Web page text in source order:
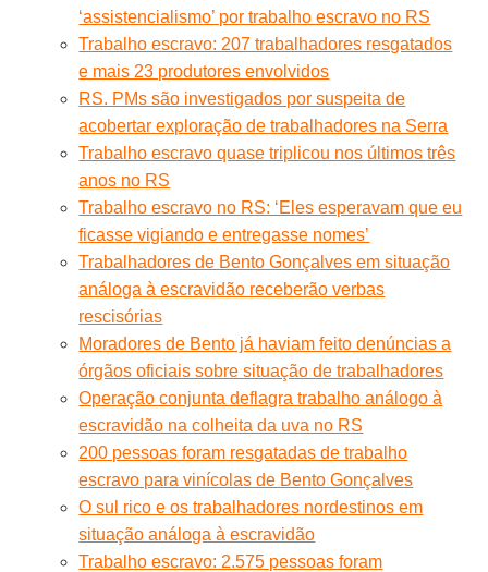
‘assistencialismo’ por trabalho escravo no RS
Trabalho escravo: 207 trabalhadores resgatados
e mais 23 produtores envolvidos
RS. PMs são investigados por suspeita de
acobertar exploração de trabalhadores na Serra
Trabalho escravo quase triplicou nos últimos três
anos no RS
Trabalho escravo no RS: ‘Eles esperavam que eu
ficasse vigiando e entregasse nomes’
Trabalhadores de Bento Gonçalves em situação
análoga à escravidão receberão verbas
rescisórias
Moradores de Bento já haviam feito denúncias a
órgãos oficiais sobre situação de trabalhadores
Operação conjunta deflagra trabalho análogo à
escravidão na colheita da uva no RS
200 pessoas foram resgatadas de trabalho
escravo para vinícolas de Bento Gonçalves
O sul rico e os trabalhadores nordestinos em
situação análoga à escravidão
Trabalho escravo: 2.575 pessoas foram